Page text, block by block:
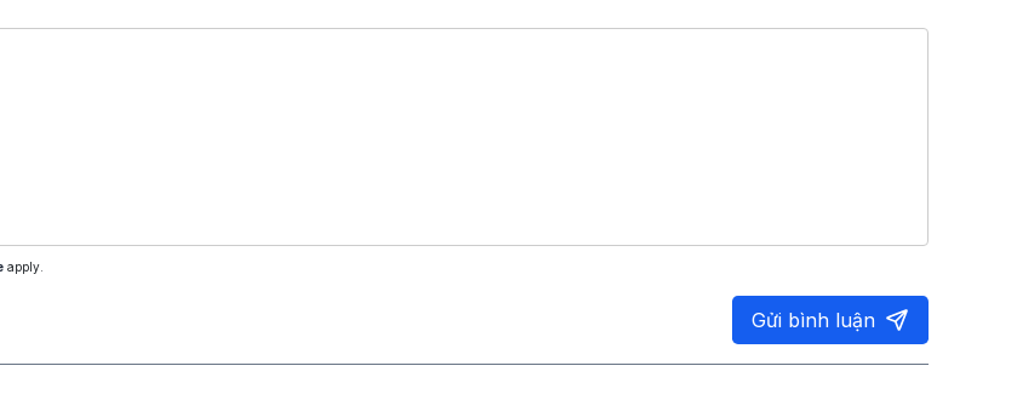
apply.
Gửi bình luận